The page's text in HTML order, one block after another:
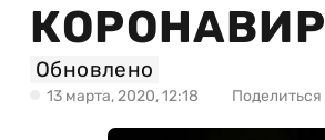
Обновлено
13 марта, 2020, 12:18 Поделиться